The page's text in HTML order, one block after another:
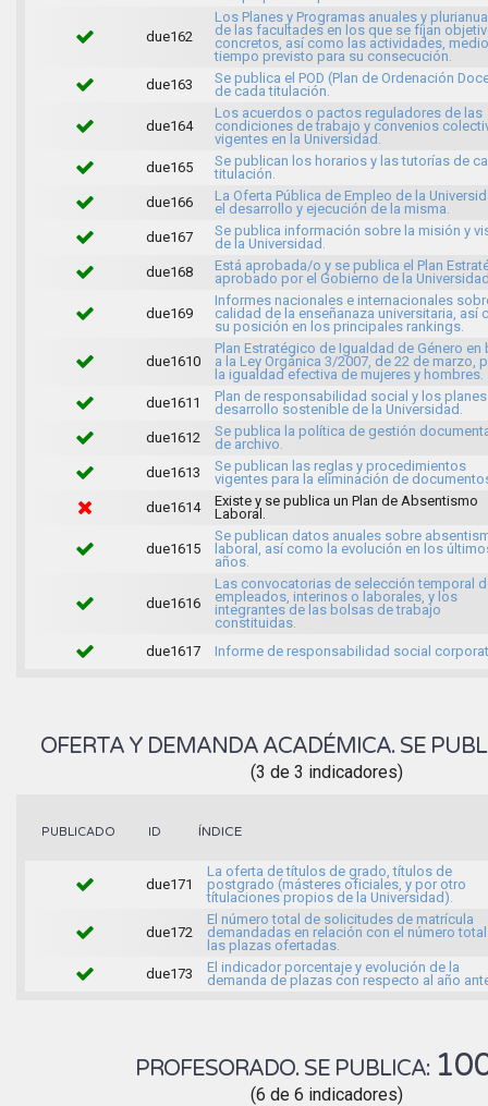
due162
Los Planes y Programas anuales y
de las facultades en los que se fijan
concretos, así como las actividades,
tiempo previsto para su consecución.
due163
Se publica el POD (Plan de Ordenación
de cada titulación.
due164
Los acuerdos o pactos reguladores de las
condiciones de trabajo y convenios
vigentes en la Universidad.
due165
Se publican los horarios y las tutorías de
titulación.
due166
La Oferta Pública de Empleo de la
el desarrollo y ejecución de la misma.
due167
Se publica información sobre la misión y
de la Universidad.
due168
Está aprobada/o y se publica el Plan
aprobado por el Gobierno de la
due169
Informes nacionales e internacionales
calidad de la enseñanaza universitaria, así
su posición en los principales rankings.
due1610
Plan Estratégico de Igualdad de Género en
a la Ley Orgánica 3/2007, de 22 de marzo,
la igualdad efectiva de mujeres y hombres.
due1611
Plan de responsabilidad social y los
desarrollo sostenible de la Universidad.
due1612
Se publica la política de gestión
de archivo.
due1613
Se publican las reglas y procedimientos
vigentes para la eliminación de
due1614
Existe y se publica un Plan de Absentismo
Laboral.
due1615
Se publican datos anuales sobre
laboral, así como la evolución en los
años.
due1616
Las convocatorias de selección temporal
empleados, interinos o laborales, y los
integrantes de las bolsas de trabajo
constituidas.
due1617
Informe de responsabilidad social
OFERTA Y DEMANDA ACADÉMICA. SE
(3 de 3 indicadores)
PUBLICADO ID ÍNDICE
due171
La oferta de títulos de grado, títulos de
postgrado (másteres oficiales, y por otro
títulaciones propios de la Universidad).
due172
El número total de solicitudes de matrícula
demandadas en relación con el número
las plazas ofertadas.
due173
El indicador porcentaje y evolución de la
demanda de plazas con respecto al año
PROFESORADO. SE PUBLICA:
(6 de 6 indicadores)